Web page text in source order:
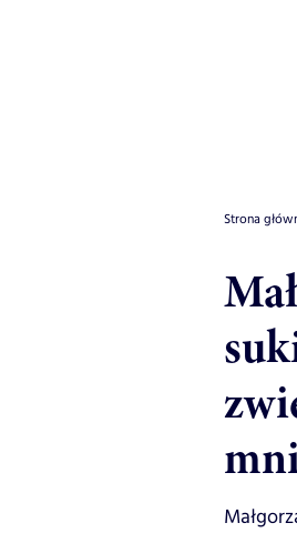
Strona